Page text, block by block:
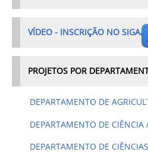
VÍDEO - INSCRIÇÃO NO SIGAA
PROJETOS POR
DEPARTAMENTO DE
DEPARTAMENTO DE CIÊNCIA
DEPARTAMENTO DE